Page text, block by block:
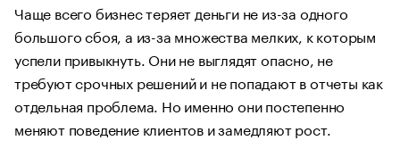
Чаще всего бизнес теряет деньги не из-за одного
большого сбоя, а из-за множества мелких, к которым
успели привыкнуть. Они не выглядят опасно, не
требуют срочных решений и не попадают в отчеты как
отдельная проблема. Но именно они постепенно
меняют поведение клиентов и замедляют рост.